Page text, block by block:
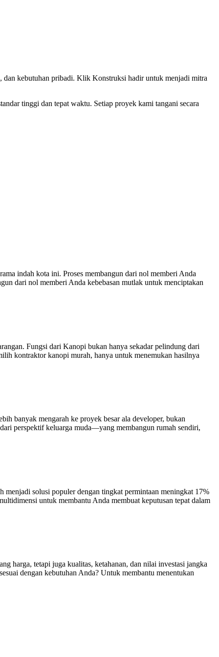
dan kebutuhan pribadi. Klik Konstruksi hadir untuk menjadi mitra
tinggi dan tepat waktu. Setiap proyek kami tangani secara
indah kota ini. Proses membangun dari nol memberi Anda
dari nol memberi Anda kebebasan mutlak untuk menciptakan
Fungsi dari Kanopi bukan hanya sekadar pelindung dari
kontraktor kanopi murah, hanya untuk menemukan hasilnya
banyak mengarah ke proyek besar ala developer, bukan
perspektif keluarga muda—yang membangun rumah sendiri,
menjadi solusi populer dengan tingkat permintaan meningkat 17%
untuk membantu Anda membuat keputusan tepat dalam
harga, tetapi juga kualitas, ketahanan, dan nilai investasi jangka
dengan kebutuhan Anda? Untuk membantu menentukan